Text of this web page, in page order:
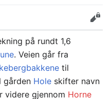
Rediger
på rundt 1,6
. Veien går fra
til
gården Hole skifter navn
videre gjennom Horne